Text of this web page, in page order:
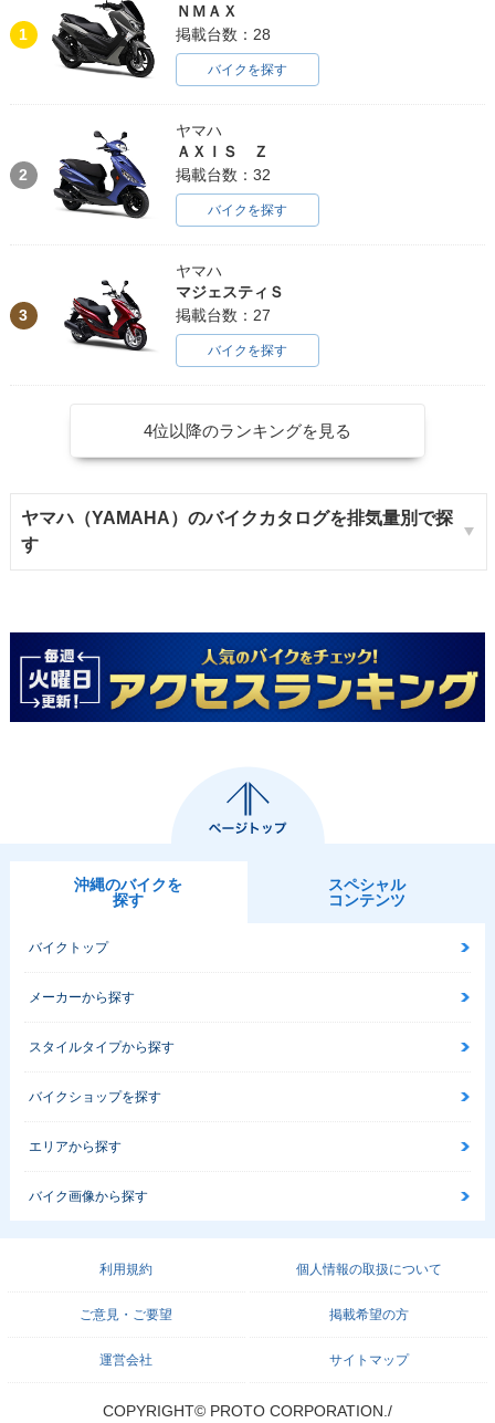
1
ＮＭＡＸ
掲載台数：28
バイクを探す
2
ヤマハ
ＡＸＩＳ Ｚ
掲載台数：32
バイクを探す
3
ヤマハ
マジェスティＳ
掲載台数：27
バイクを探す
4位以降のランキングを見る
ヤマハ（YAMAHA）のバイクカタログを排気量別で探
す
沖縄のバイクを
探す
スペシャル
コンテンツ
バイクトップ
メーカーから探す
スタイルタイプから探す
バイクショップを探す
エリアから探す
バイク画像から探す
利用規約 個人情報の取扱について
ご意見・ご要望 掲載希望の方
運営会社 サイトマップ
COPYRIGHT© PROTO CORPORATION./